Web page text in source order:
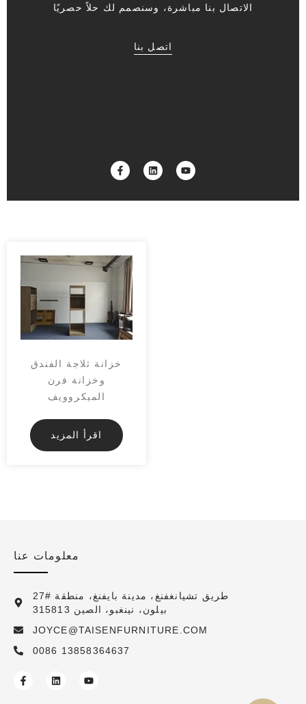
الاتصال بنا مباشرة، وسنصمم لك حلاً حصريًا
اتصل بنا
خزانة ثلاجة الفندق
وخزانة فرن
الميكروويف
اقرأ المزيد
معلومات عنا
27# طريق تشيانغفنغ، مدينة بايفنغ، منطقة
بيلون، نينغبو، الصين 315813
JOYCE@TAISENFURNITURE.COM
0086 13858364637